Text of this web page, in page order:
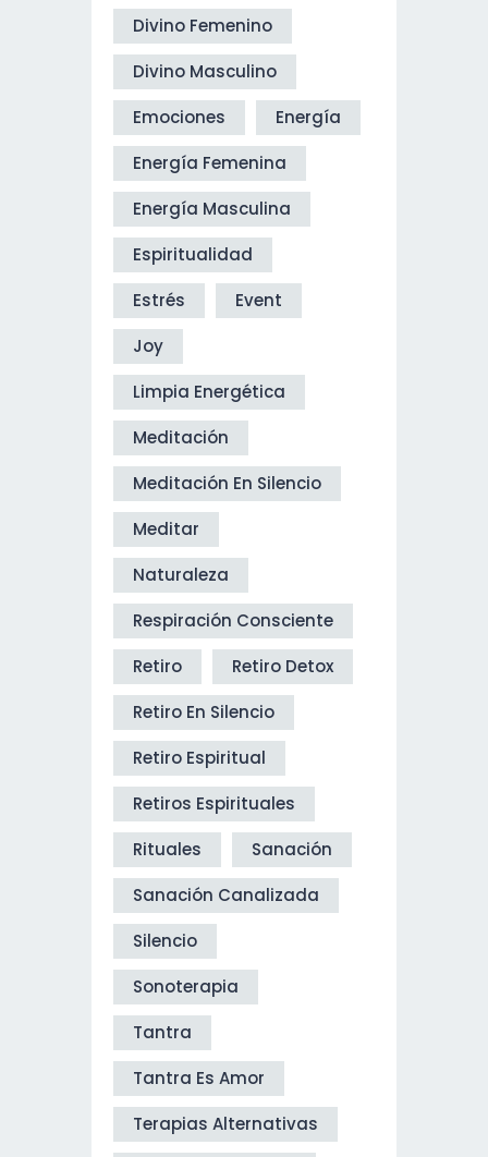
Divino Femenino
Divino Masculino
Emociones
Energía
Energía Femenina
Energía Masculina
Espiritualidad
Estrés
Event
Joy
Limpia Energética
Meditación
Meditación En Silencio
Meditar
Naturaleza
Respiración Consciente
Retiro
Retiro Detox
Retiro En Silencio
Retiro Espiritual
Retiros Espirituales
Rituales
Sanación
Sanación Canalizada
Silencio
Sonoterapia
Tantra
Tantra Es Amor
Terapias Alternativas